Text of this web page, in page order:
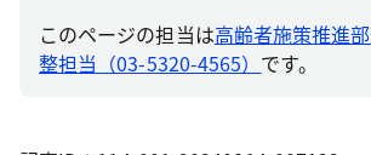
このページの担当は高齢者施策推進
整担当（03-5320-4565） です。